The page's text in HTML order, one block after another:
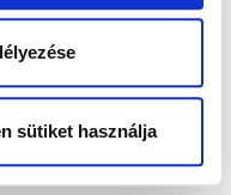
sütiket használja